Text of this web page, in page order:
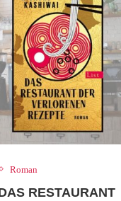
Roman
RESTAURANT